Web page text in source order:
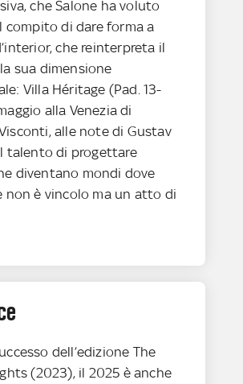
che Salone ha voluto
compito di dare forma a
che reinterpreta il
sua dimensione
Villa Héritage (Pad. 13-
alla Venezia di
alle note di Gustav
talento di progettare
diventano mondi dove
non è vincolo ma un atto di
dell’edizione The
(2023), il 2025 è anche